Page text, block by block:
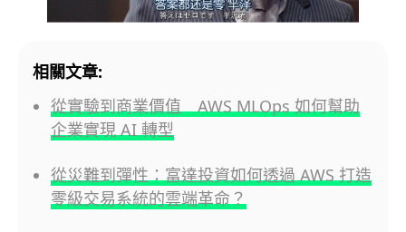
相關文章:
從實驗到商業價值 AWS MLOps 如何幫助
企業實現 AI 轉型
從災難到彈性：富達投資如何透過 AWS 打造
零級交易系統的雲端革命？